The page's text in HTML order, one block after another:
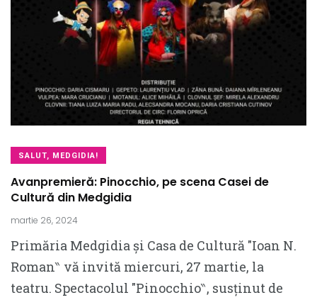
SALUT, MEDGIDIA!
Avanpremieră: Pinocchio, pe scena Casei de
Cultură din Medgidia
martie 26, 2024
Primăria Medgidia și Casa de Cultură ″Ioan N.
Roman‶ vă invită miercuri, 27 martie, la
teatru. Spectacolul ″Pinocchio‶, susținut de